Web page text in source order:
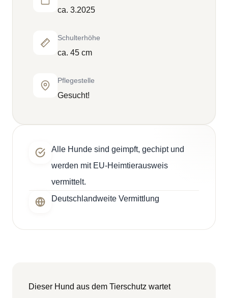
ca. 3.2025
Schulterhöhe
ca. 45 cm
Pflegestelle
Gesucht!
Alle Hunde sind geimpft, gechipt und
werden mit EU-Heimtierausweis
vermittelt.
Deutschlandweite Vermittlung
Dieser Hund aus dem Tierschutz wartet